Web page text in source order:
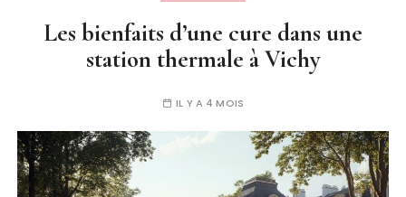
Les bienfaits d’une cure dans une
station thermale à Vichy
IL Y A 4 MOIS